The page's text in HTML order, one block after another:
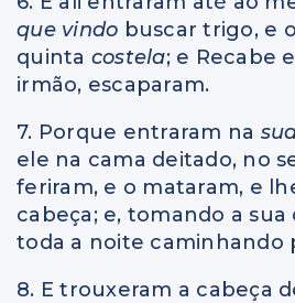
que vindo buscar trigo, e
quinta costela; e Recabe
irmão, escaparam.
7. Porque entraram na
ele na cama deitado, no
feriram, e o mataram, e
cabeça; e, tomando a sua
toda a noite caminhando
8. E trouxeram a cabeça